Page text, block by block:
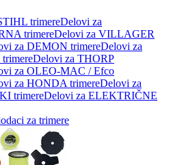
trimereDelovi za
trimereDelovi za VILLAGER
za DEMON trimereDelovi za
Delovi za THORP
za OLEO-MAC / Efco
za HONDA trimereDelovi za
trimereDelovi za ELEKTRIČNE
za trimere